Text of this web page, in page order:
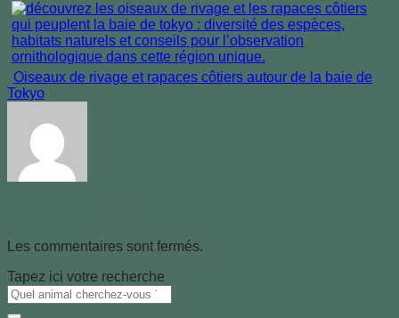
Oiseaux de rivage et rapaces côtiers autour de la baie de
Tokyo
Les commentaires sont fermés.
Tapez ici votre recherche